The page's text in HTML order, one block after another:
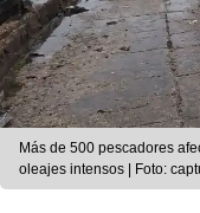
Más de 500 pescadores
oleajes intensos | Foto: